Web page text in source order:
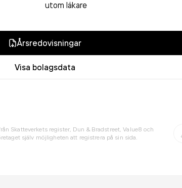
utom läkare
Årsredovisningar
Visa bolagsdata
Skatteverkets register, Dun & Bradstreet, Value8 och
själv möjligheten att registrera på sin sida.